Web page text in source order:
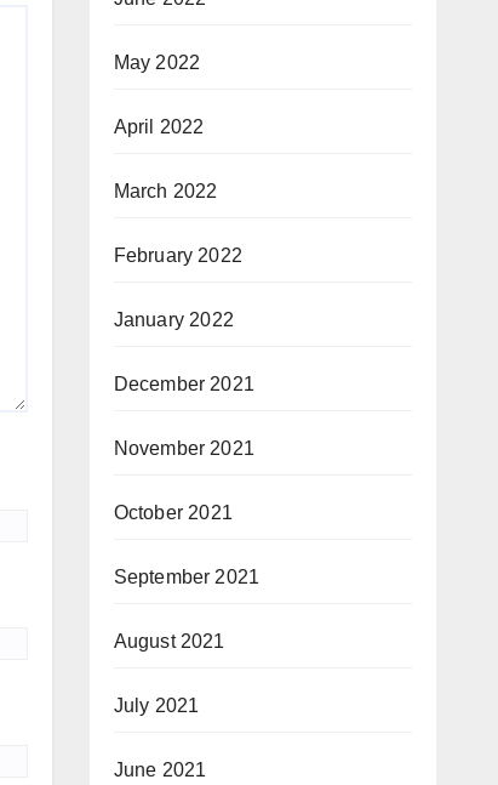
May 2022
April 2022
March 2022
February 2022
January 2022
December 2021
November 2021
October 2021
September 2021
August 2021
July 2021
June 2021